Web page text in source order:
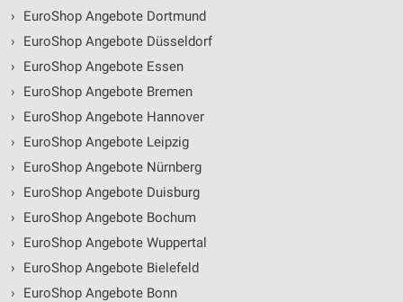
›
EuroShop Angebote Dortmund
›
EuroShop Angebote Düsseldorf
›
EuroShop Angebote Essen
›
EuroShop Angebote Bremen
›
EuroShop Angebote Hannover
›
EuroShop Angebote Leipzig
›
EuroShop Angebote Nürnberg
›
EuroShop Angebote Duisburg
›
EuroShop Angebote Bochum
›
EuroShop Angebote Wuppertal
›
EuroShop Angebote Bielefeld
›
EuroShop Angebote Bonn